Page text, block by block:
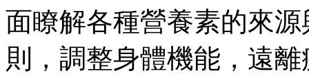
面瞭解各種營養素的來
則，調整身體機能，遠